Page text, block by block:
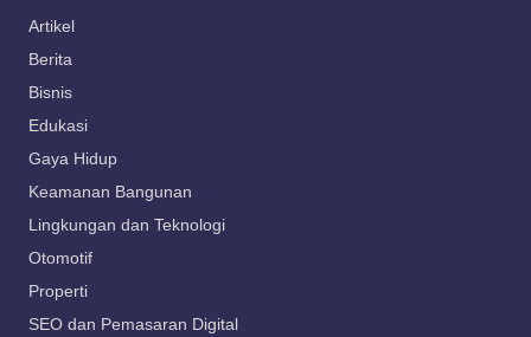
Artikel
Berita
Bisnis
Edukasi
Gaya Hidup
Keamanan Bangunan
Lingkungan dan Teknologi
Otomotif
Properti
SEO dan Pemasaran Digital